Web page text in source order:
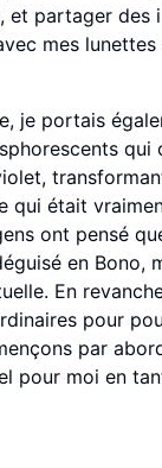
et partager des
mes
je portais
qui
qui était
ont pensé
en Bono,
En
pour
par
pour moi en